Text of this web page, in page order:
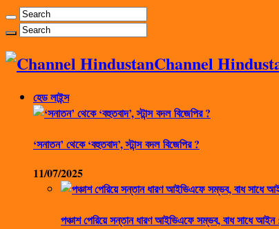
Channel
হেড লাইন্স
‘সনাতন’ থেকে ‘বহুতবাদ’, স্টান্স বদল বিজেপির ?
11/07/2025
পঞ্চাশ পেরিয়ে সন্তান ধারণ আইভিএফে সম্ভব, বাধ সাধে